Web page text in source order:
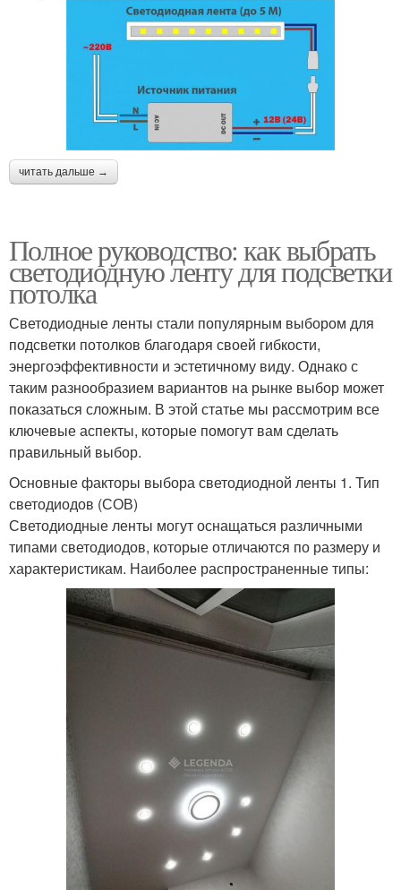
читать дальше →
Полное руководство: как выбрать
светодиодную ленту для подсветки
потолка
Светодиодные ленты стали популярным выбором для
подсветки потолков благодаря своей гибкости,
энергоэффективности и эстетичному виду. Однако с
таким разнообразием вариантов на рынке выбор может
показаться сложным. В этой статье мы рассмотрим все
ключевые аспекты, которые помогут вам сделать
правильный выбор.
Основные факторы выбора светодиодной ленты 1. Тип
светодиодов (СОВ)
Светодиодные ленты могут оснащаться различными
типами светодиодов, которые отличаются по размеру и
характеристикам. Наиболее распространенные типы: